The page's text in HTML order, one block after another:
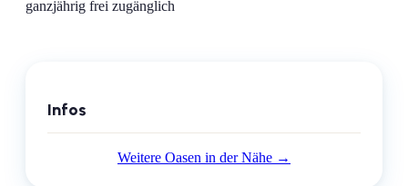
ganzjährig frei zugänglich
Infos
Weitere Oasen in der Nähe →